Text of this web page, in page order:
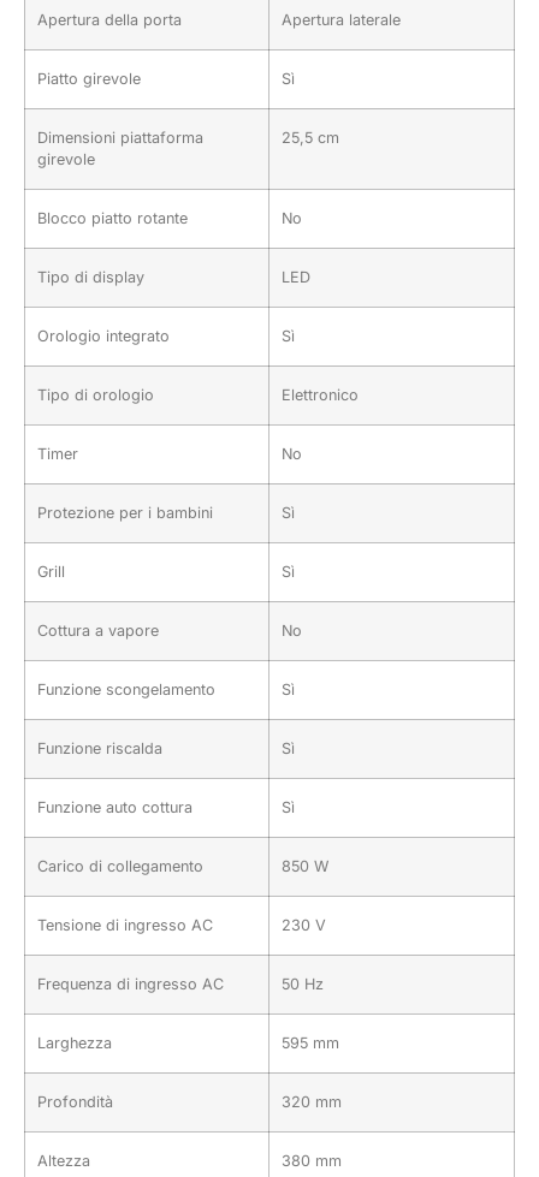
Apertura della porta Apertura laterale
Piatto girevole Sì
Dimensioni piattaforma
girevole
25,5 cm
Blocco piatto rotante No
Tipo di display LED
Orologio integrato Sì
Tipo di orologio Elettronico
Timer No
Protezione per i bambini Sì
Grill Sì
Cottura a vapore No
Funzione scongelamento Sì
Funzione riscalda Sì
Funzione auto cottura Sì
Carico di collegamento 850 W
Tensione di ingresso AC 230 V
Frequenza di ingresso AC 50 Hz
Larghezza 595 mm
Profondità 320 mm
Altezza 380 mm